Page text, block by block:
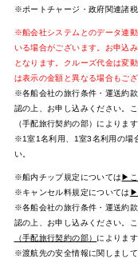
※ポートチャージ・政府関連諸
※船会社システムとのデータ連
いる場合がございます。お申込
となります。クルーズ代金は変
は表示の金額と異なる場合もござ
※各船会社の旅行条件・運送約
認の上、お申し込みください。
（手配旅行契約の部）によります
※1室1名利用、1室3名利用の場
い。
※船内チップ規定については ▶こ
※キャンセル料規定については ▶
※各船会社の旅行条件・運送約
認の上、お申し込みください。
（手配旅行契約の部） によります
※渡航先の安全情報に関しまし